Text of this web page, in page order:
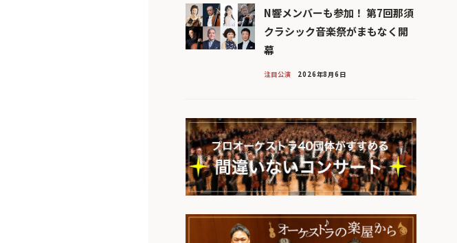
N響メンバーも参加！ 第7回那須
クラシック音楽祭がまもなく開
幕
注目公演 2026年8月6日